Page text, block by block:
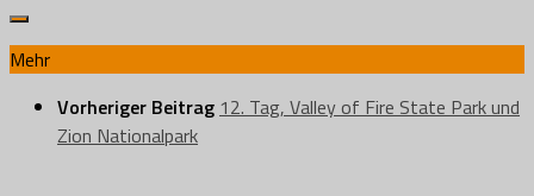
Mehr
Vorheriger Beitrag 12. Tag, Valley of Fire State Park und
Zion Nationalpark